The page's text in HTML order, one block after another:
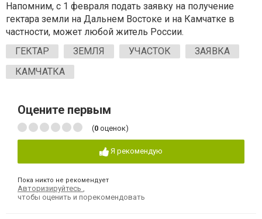
Напомним, с 1 февраля подать заявку на получение
гектара земли на Дальнем Востоке и на Камчатке в
частности, может любой житель России.
ГЕКТАР
ЗЕМЛЯ УЧАСТОК
ЗАЯВКА
КАМЧАТКА
Оцените первым
(0 оценок)
Я рекомендую
Пока никто не рекомендует
Авторизируйтесь
чтобы оценить и порекомендовать